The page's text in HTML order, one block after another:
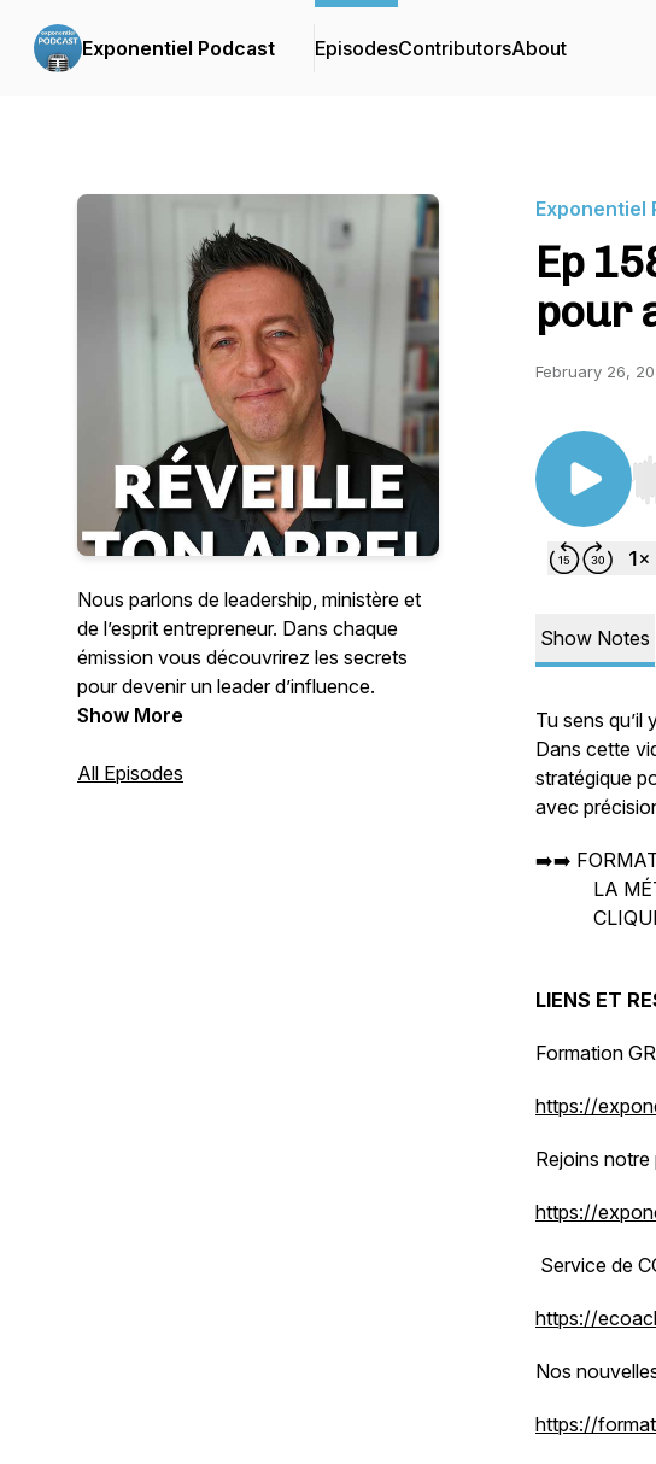
Exponentiel Podcast EpisodesContributorsAbout
Nous parlons de leadership, ministère et
de l’esprit entrepreneur. Dans chaque
émission vous découvrirez les secrets
pour devenir un leader d’influence.
Show More
All Episodes
Exponentiel
Ep
pour
February 26,
Show Notes
Tu sens qu’il
Dans cette
stratégique
avec
➡️➡️
LA
CLIQUEZ
LIENS ET
Formation
https://
Rejoins
https://
Service de
https://
Nos
https://